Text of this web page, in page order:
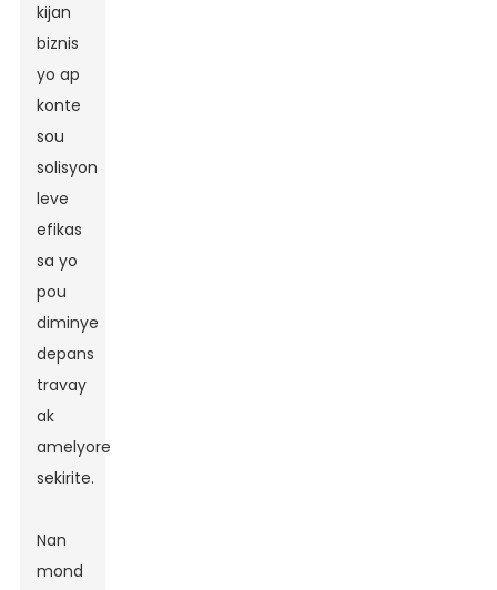
kijan
biznis
yo ap
konte
sou
solisyon
leve
efikas
sa yo
pou
diminye
depans
travay
ak
amelyore
sekirite.
Nan
mond